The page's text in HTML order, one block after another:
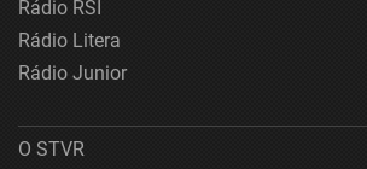
Rádio RSI
Rádio Litera
Rádio Junior
O STVR